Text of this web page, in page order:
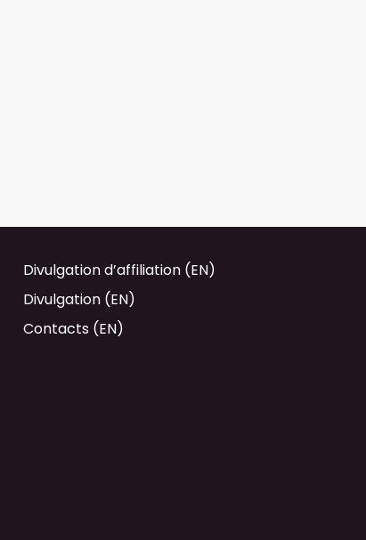
Divulgation d’affiliation (EN)
Divulgation (EN)
Contacts (EN)